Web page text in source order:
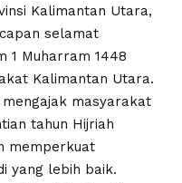
Kalimantan Utara,
selamat
1 Muharram 1448
Kalimantan Utara.
masyarakat
tahun Hijriah
memperkuat
yang lebih baik.